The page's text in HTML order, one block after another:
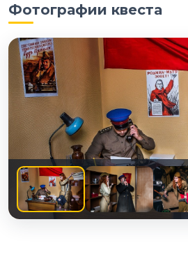
Фотографии квеста